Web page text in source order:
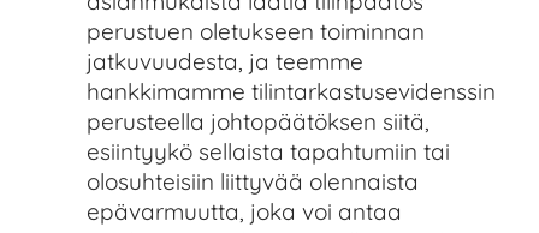
perustuen oletukseen toiminnan
jatkuvuudesta, ja teemme
hankkimamme tilintarkastusevidenssin
perusteella johtopäätöksen siitä,
esiintyykö sellaista tapahtumiin tai
olosuhteisiin liittyvää olennaista
epävarmuutta, joka voi antaa